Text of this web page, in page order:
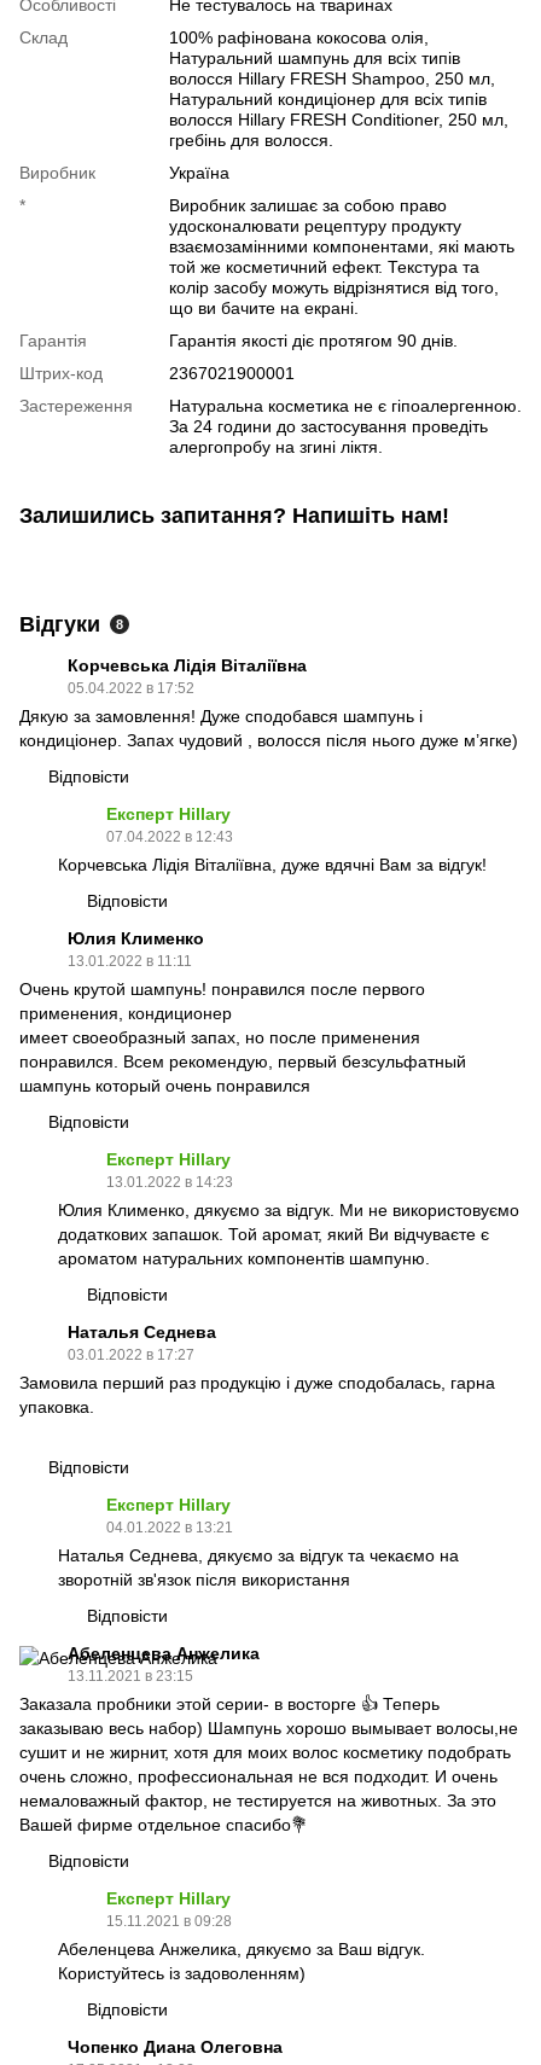
Особливості
Не тестувалось на тваринах
Склад
100% рафінована кокосова олія,
Натуральний шампунь для всіх типів
волосся Hillary FRESH Shampoo, 250 мл,
Натуральний кондиціонер для всіх типів
волосся Hillary FRESH Сonditioner, 250 мл,
гребінь для волосся.
Виробник
Україна
*
Виробник залишає за собою право
удосконалювати рецептуру продукту
взаємозамінними компонентами, які мають
той же косметичний ефект. Текстура та
колір засобу можуть відрізнятися від того,
що ви бачите на екрані.
Гарантія
Гарантія якості діє протягом 90 днів.
Штрих-код
2367021900001
Застереження
Натуральна косметика не є гіпоалергенною.
За 24 години до застосування проведіть
алергопробу на згині ліктя.
Залишились запитання? Напишіть нам!
Відгуки 8
Корчевська Лідія Віталіївна
05.04.2022 в 17:52
Дякую за замовлення! Дуже сподобався шампунь і
кондиціонер. Запах чудовий , волосся після нього дуже м’ягке)
Відповісти
Експерт Hillary
07.04.2022 в 12:43
Корчевська Лідія Віталіївна, дуже вдячні Вам за відгук!
Відповісти
Юлия Клименко
13.01.2022 в 11:11
Очень крутой шампунь! понравился после первого
применения, кондиционер
имеет своеобразный запах, но после применения
понравился. Всем рекомендую, первый безсульфатный
шампунь который очень понравился
Відповісти
Експерт Hillary
13.01.2022 в 14:23
Юлия Клименко, дякуємо за відгук. Ми не використовуємо
додаткових запашок. Той аромат, який Ви відчуваєте є
ароматом натуральних компонентів шампуню.
Відповісти
Наталья Седнева
03.01.2022 в 17:27
Замовила перший раз продукцію і дуже сподобалась, гарна
упаковка.
Відповісти
Експерт Hillary
04.01.2022 в 13:21
Наталья Седнева, дякуємо за відгук та чекаємо на
зворотній зв'язок після використання
Відповісти
Абеленцева Анжелика
13.11.2021 в 23:15
Заказала пробники этой серии- в восторге 👍 Теперь
заказываю весь набор) Шампунь хорошо вымывает волосы,не
сушит и не жирнит, хотя для моих волос косметику подобрать
очень сложно, профессиональная не вся подходит. И очень
немаловажный фактор, не тестируется на животных. За это
Вашей фирме отдельное спасибо💐
Відповісти
Експерт Hillary
15.11.2021 в 09:28
Абеленцева Анжелика, дякуємо за Ваш відгук.
Користуйтесь із задоволенням)
Відповісти
Чопенко Диана Олеговна